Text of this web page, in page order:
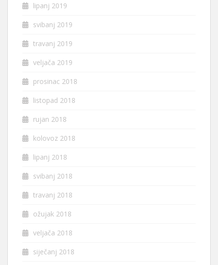
lipanj 2019
svibanj 2019
travanj 2019
veljača 2019
prosinac 2018
listopad 2018
rujan 2018
kolovoz 2018
lipanj 2018
svibanj 2018
travanj 2018
ožujak 2018
veljača 2018
siječanj 2018